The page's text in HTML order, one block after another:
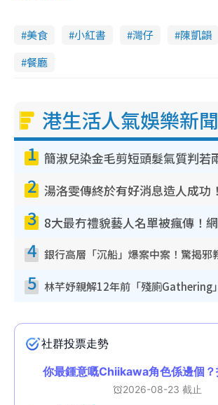
美食 小紅書 灣仔 陳凱韻
餐廳
港生活人氣娛樂新聞
1
2
3
4
5